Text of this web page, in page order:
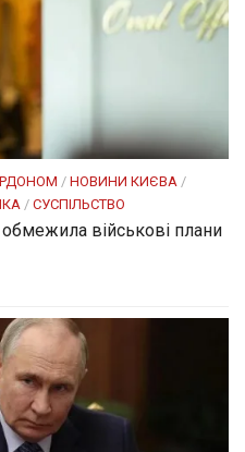
/ НОВИНИ КИЄВА /
/ СУСПІЛЬСТВО
військові плани